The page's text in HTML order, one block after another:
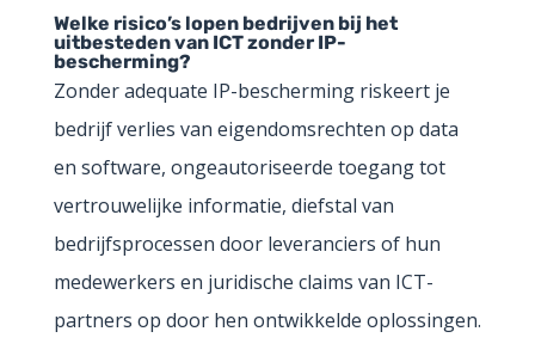
Welke risico’s lopen bedrijven bij het
uitbesteden van ICT zonder IP-
bescherming?
Zonder adequate IP-bescherming riskeert je
bedrijf verlies van eigendomsrechten op data
en software, ongeautoriseerde toegang tot
vertrouwelijke informatie, diefstal van
bedrijfsprocessen door leveranciers of hun
medewerkers en juridische claims van ICT-
partners op door hen ontwikkelde oplossingen.